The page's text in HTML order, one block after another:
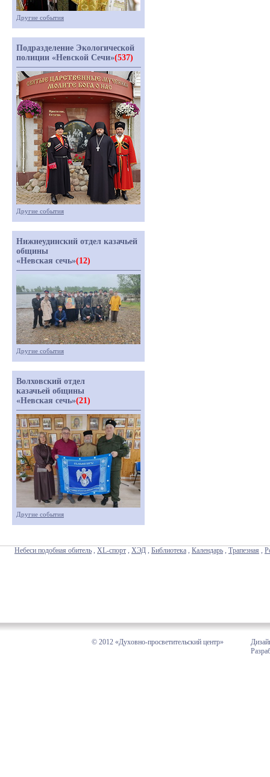
Другие события
Подразделение Экологической
полиции «Невской Сечи»(537)
Другие события
Нижнеудинский отдел казачьей
общины
«Невская сечь»(12)
Другие события
Волховский отдел
казачьей общины
«Невская сечь»(21)
Другие события
Небеси подобная обитель , XL-спорт , ХЭД , Библиотека , Календарь , Трапезная ,
© 2012 «Духовно-просветительский центр»